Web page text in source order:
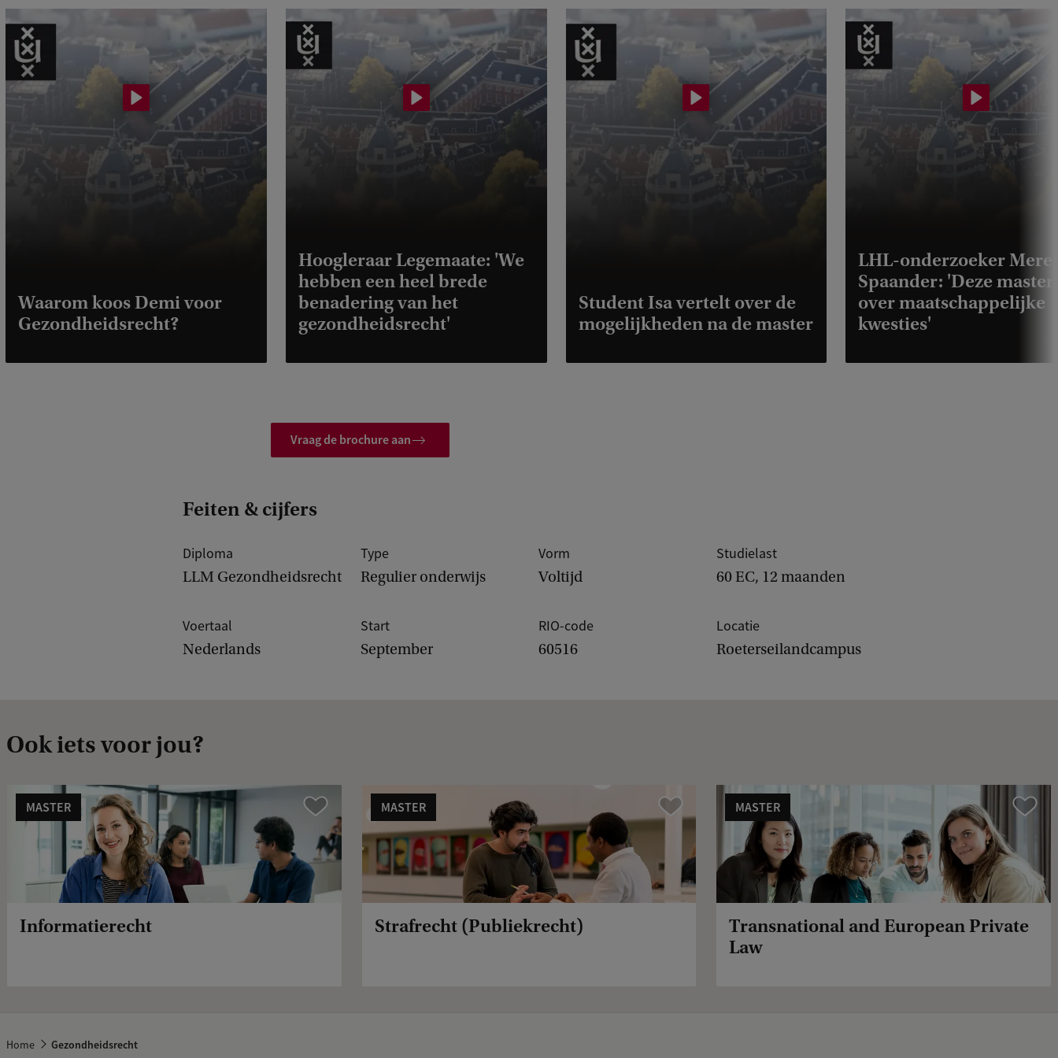
:
u
s
Waarom koos Demi voor
Gezondheidsrecht?
Hoogleraar Legemaate: 'We
hebben een heel brede
benadering van het
gezondheidsrecht'
Student Isa vertelt over de
mogelijkheden na de master
LHL-onderzoeker Merel
Spaander: 'Deze master
over maatschappelijke
kwesties'
Vraag de brochure aan
Feiten & cijfers
Diploma
LLM Gezondheidsrecht
Type
Regulier onderwijs
Vorm
Voltijd
Studielast
60 EC, 12 maanden
Voertaal
Nederlands
Start
September
RIO-code
60516
Locatie
Roeterseilandcampus
Ook iets voor jou?
Vergelijk
MASTER
Informatierecht
Vergelijk
MASTER
Strafrecht (Publiekrecht)
Vergelijk
MASTER
Transnational and European Private
Law
Home Gezondheidsrecht